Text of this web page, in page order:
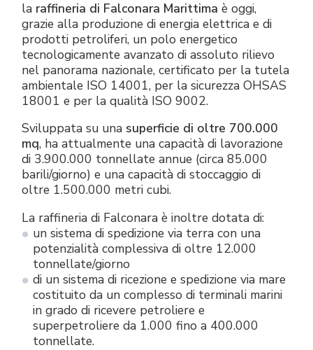
la raffineria di Falconara Marittima è oggi,
grazie alla produzione di energia elettrica e di
prodotti petroliferi, un polo energetico
tecnologicamente avanzato di assoluto rilievo
nel panorama nazionale, certificato per la tutela
ambientale ISO 14001, per la sicurezza OHSAS
18001 e per la qualità ISO 9002.
Sviluppata su una superficie di oltre 700.000
mq, ha attualmente una capacità di lavorazione
di 3.900.000 tonnellate annue (circa 85.000
barili/giorno) e una capacità di stoccaggio di
oltre 1.500.000 metri cubi.
La raffineria di Falconara è inoltre dotata di:
un sistema di spedizione via terra con una
potenzialità complessiva di oltre 12.000
tonnellate/giorno
di un sistema di ricezione e spedizione via mare
costituito da un complesso di terminali marini
in grado di ricevere petroliere e
superpetroliere da 1.000 fino a 400.000
tonnellate.
Raccorderia elettrica
Green energy Ex
Aspiratori
Tutti i prodotti
Istruzioni Tecniche
Green Energy
Politica aziendale
Lavora con noi
Diventa nostro distributore
Certificati aziendali
Interviste e stampa
Gallery e video